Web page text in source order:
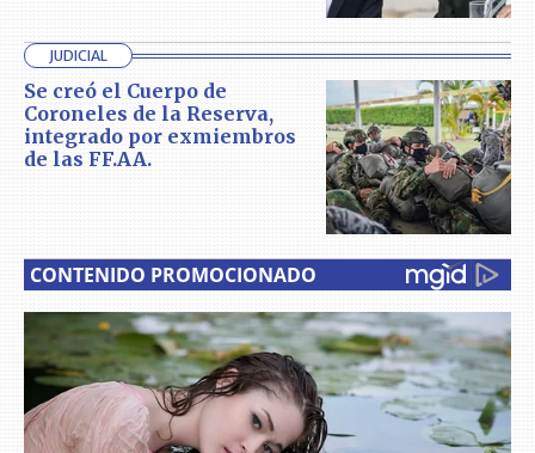
JUDICIAL
Se creó el Cuerpo de
Coroneles de la Reserva,
integrado por exmiembros
de las FF.AA.